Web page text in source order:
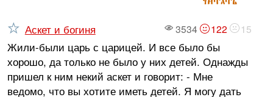
3534 122 15
Аскет и богиня
Жили-были царь с царицей. И все было бы
хорошо, да только не было у них детей. Однажды
пришел к ним некий аскет и говорит: - Мне
ведомо, что вы хотите иметь детей. Я могу дать